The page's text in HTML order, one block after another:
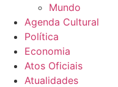
Mundo
Agenda Cultural
Política
Economia
Atos Oficiais
Atualidades